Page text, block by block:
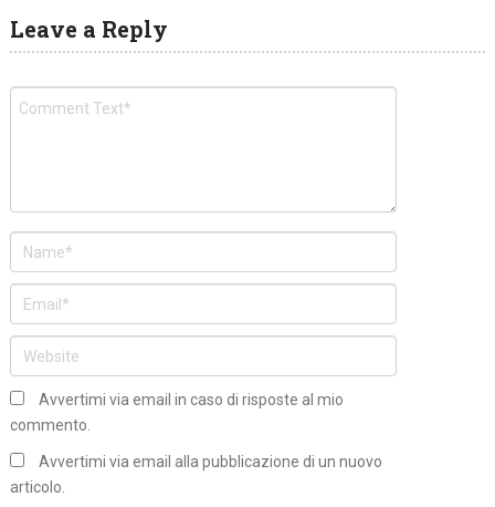
Leave a Reply
Avvertimi via email in caso di risposte al mio
commento.
Avvertimi via email alla pubblicazione di un nuovo
articolo.